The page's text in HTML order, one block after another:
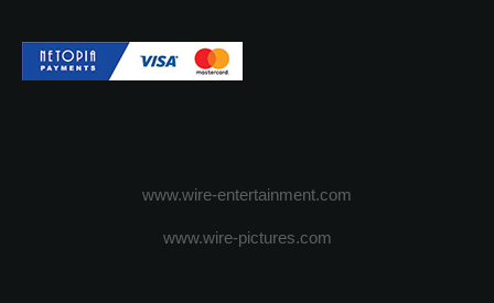
www.wire-entertainment.com
www.wire-pictures.com